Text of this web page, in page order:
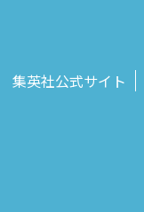
集英社公式サイト